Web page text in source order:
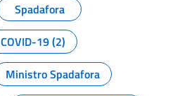
Spadafora
COVID-19 (2)
Ministro Spadafora